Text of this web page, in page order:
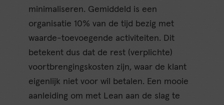
minimaliseren. Gemiddeld is een
organisatie 10% van de tijd bezig met
waarde-toevoegende activiteiten. Dit
betekent dus dat de rest (verplichte)
voortbrengingskosten zijn, waar de klant
eigenlijk niet voor wil betalen. Een mooie
aanleiding om met Lean aan de slag te